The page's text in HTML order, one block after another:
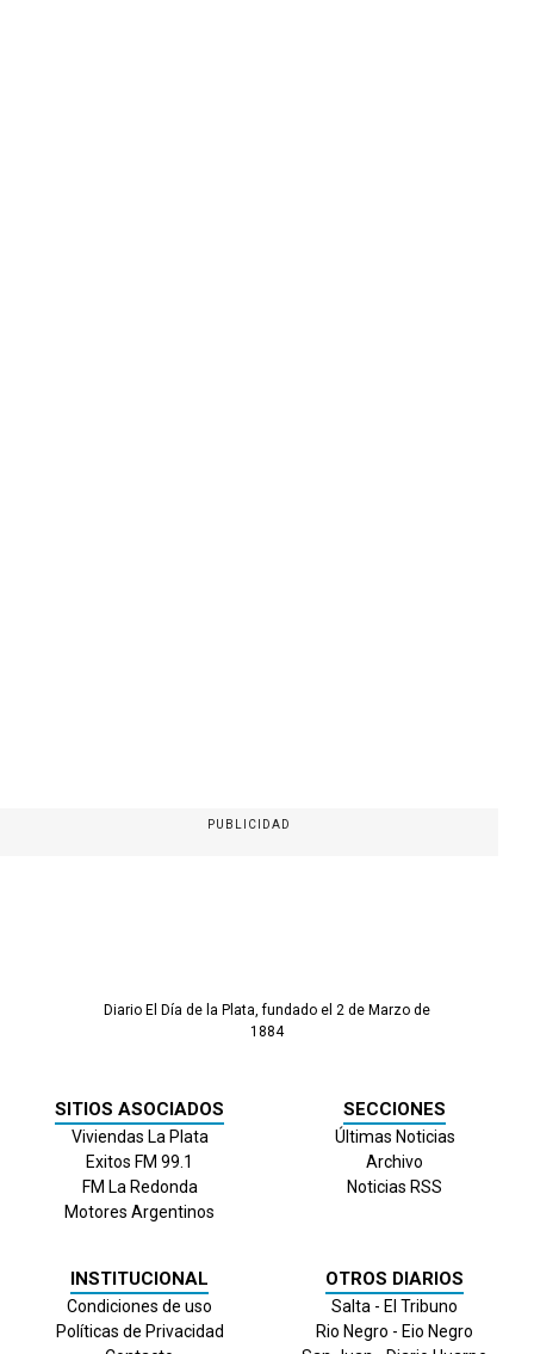
PUBLICIDAD
Diario El Día de la Plata, fundado el 2 de Marzo de
1884
SITIOS ASOCIADOS
Viviendas La Plata
Exitos FM 99.1
FM La Redonda
Motores Argentinos
SECCIONES
Últimas Noticias
Archivo
Noticias RSS
INSTITUCIONAL
Condiciones de uso
Políticas de Privacidad
OTROS DIARIOS
Salta - El Tribuno
Rio Negro - Eio Negro